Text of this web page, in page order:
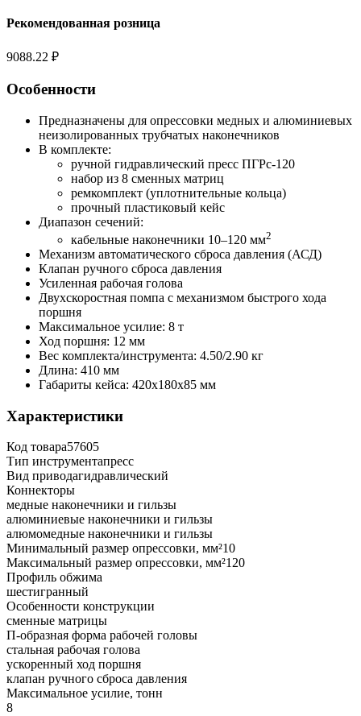
Рекомендованная розница
9088.22 ₽
Особенности
Предназначены для опрессовки медных и алюминиевых
неизолированных трубчатых наконечников
В комплекте:
ручной гидравлический пресс ПГРс-120
набор из 8 сменных матриц
ремкомплект (уплотнительные кольца)
прочный пластиковый кейс
Диапазон сечений:
кабельные наконечники 10–120 мм2
Механизм автоматического сброса давления (АСД)
Клапан ручного сброса давления
Усиленная рабочая голова
Двухскоростная помпа с механизмом быстрого хода
поршня
Максимальное усилие: 8 т
Ход поршня: 12 мм
Вес комплекта/инструмента: 4.50/2.90 кг
Длина: 410 мм
Габариты кейса: 420х180х85 мм
Характеристики
Код товара57605
Тип инструментапресс
Вид приводагидравлический
Коннекторы
медные наконечники и гильзы
алюминиевые наконечники и гильзы
алюмомедные наконечники и гильзы
Минимальный размер опрессовки, мм²10
Максимальный размер опрессовки, мм²120
Профиль обжима
шестигранный
Особенности конструкции
сменные матрицы
П-образная форма рабочей головы
стальная рабочая голова
ускоренный ход поршня
клапан ручного сброса давления
Максимальное усилие, тонн
8